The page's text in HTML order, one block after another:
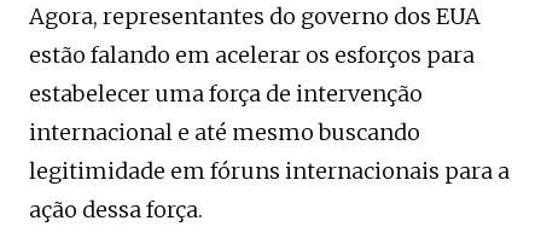
Agora, representantes do governo dos EUA
estão falando em acelerar os esforços para
estabelecer uma força de intervenção
internacional e até mesmo buscando
legitimidade em fóruns internacionais para a
ação dessa força.